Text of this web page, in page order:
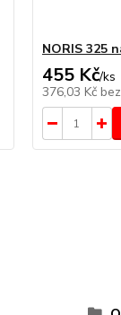
NORIS 325
455 Kč/ks
376,03 Kč